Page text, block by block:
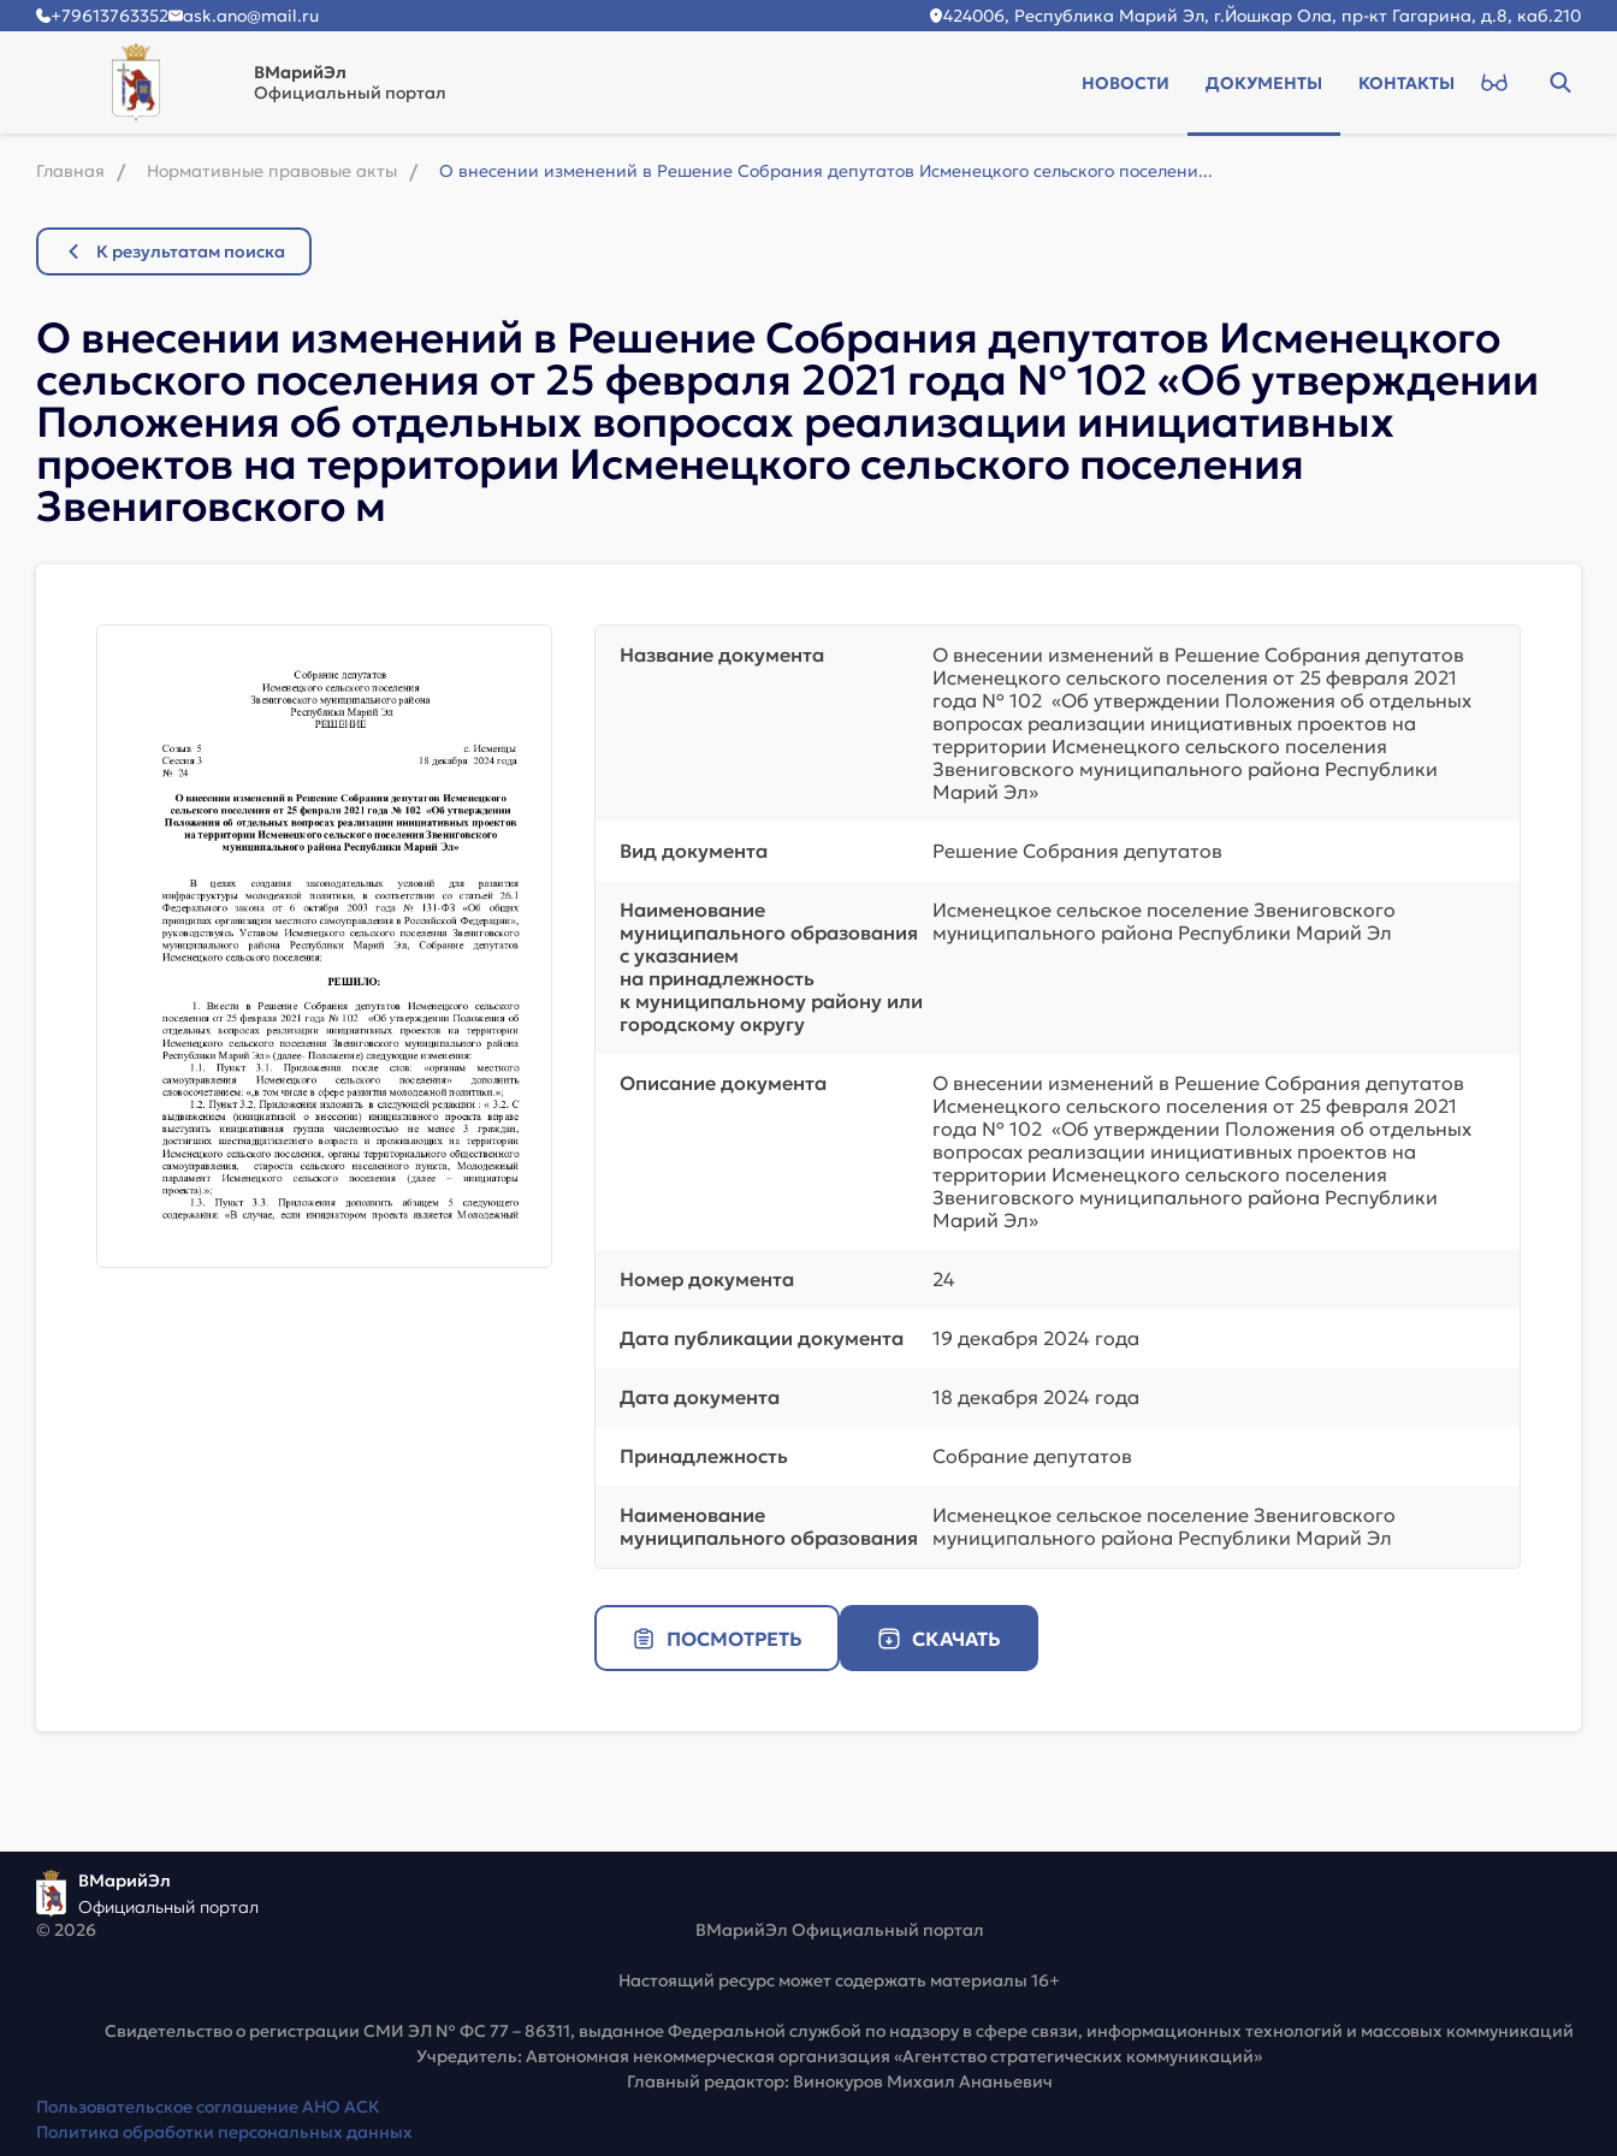
+79613763352 ask.ano@mail.ru 424006, Республика Марий Эл, г.Йошкар Ола, пр-кт Гагарина, д.8, каб.210
ВМарийЭл
Официальный портал
НОВОСТИ ДОКУМЕНТЫ КОНТАКТЫ
Главная Нормативные правовые акты О внесении изменений в Решение Собрания депутатов Исменецкого сельского поселени...
К результатам поиска
О внесении изменений в Решение Собрания депутатов Исменецкого
сельского поселения от 25 февраля 2021 года № 102 «Об утверждении
Положения об отдельных вопросах реализации инициативных
проектов на территории Исменецкого сельского поселения
Звениговского м
Название документа
О внесении изменений в Решение Собрания депутатов
Исменецкого сельского поселения от 25 февраля 2021
года № 102 «Об утверждении Положения об отдельных
вопросах реализации инициативных проектов на
территории Исменецкого сельского поселения
Звениговского муниципального района Республики
Марий Эл»
Вид документа Решение Собрания депутатов
Наименование
муниципального образования
с указанием
на принадлежность
к муниципальному району или
городскому округу
Исменецкое сельское поселение Звениговского
муниципального района Республики Марий Эл
Описание документа
О внесении изменений в Решение Собрания депутатов
Исменецкого сельского поселения от 25 февраля 2021
года № 102 «Об утверждении Положения об отдельных
вопросах реализации инициативных проектов на
территории Исменецкого сельского поселения
Звениговского муниципального района Республики
Марий Эл»
Номер документа 24
Дата публикации документа 19 декабря 2024 года
Дата документа 18 декабря 2024 года
Принадлежность Собрание депутатов
Наименование
муниципального образования
Исменецкое сельское поселение Звениговского
муниципального района Республики Марий Эл
ПОСМОТРЕТЬ СКАЧАТЬ
ВМарийЭл
Официальный портал
© 2026
ВМарийЭл Официальный портал
Настоящий ресурс может содержать материалы 16+
Свидетельство о регистрации СМИ ЭЛ № ФС 77 – 86311, выданное Федеральной службой по надзору в сфере связи, информационных технологий и массовых коммуникаций
Учредитель: Автономная некоммерческая организация «Агентство стратегических коммуникаций»
Главный редактор: Винокуров Михаил Ананьевич
Пользовательское соглашение АНО АСК
Политика обработки персональных данных